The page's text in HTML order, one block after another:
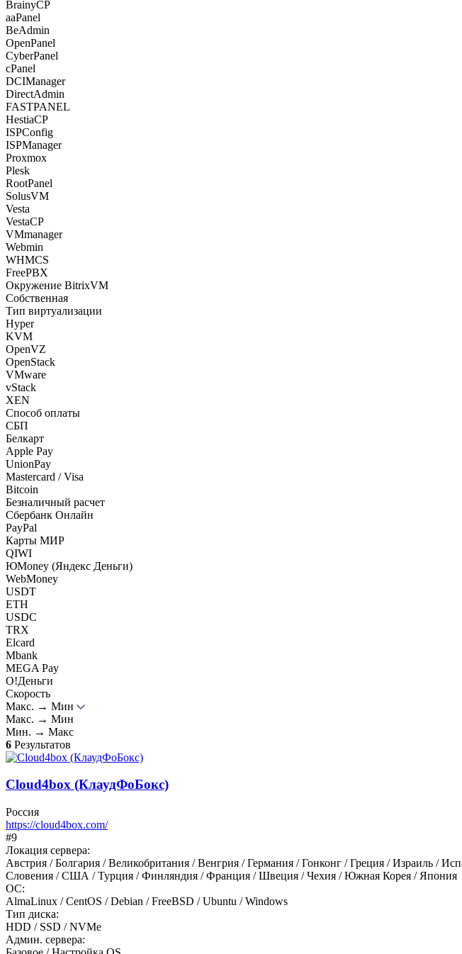
BrainyCP
aaPanel
BeAdmin
OpenPanel
CyberPanel
cPanel
DCIManager
DirectAdmin
FASTPANEL
HestiaCP
ISPConfig
ISPManager
Proxmox
Plesk
RootPanel
SolusVM
Vesta
VestaCP
VMmanager
Webmin
WHMCS
FreePBX
Окружение BitrixVM
Собственная
Тип виртуализации
Hyper
KVM
OpenVZ
OpenStack
VMware
vStack
XEN
Способ оплаты
СБП
Белкарт
Apple Pay
UnionPay
Mastercard / Visa
Bitcoin
Безналичный расчет
Сбербанк Онлайн
PayPal
Карты МИР
QIWI
ЮMoney (Яндекс Деньги)
WebMoney
USDT
ETH
USDC
TRX
Elcard
Mbank
MEGA Pay
О!Деньги
Скорость
Макс. → Мин
Макс. → Мин
Мин. → Макс
6 Результатов
Cloud4box (КлаудФоБокс)
Россия
https://cloud4box.com/
#9
Локация сервера:
Австрия / Болгария / Великобритания / Венгрия / Германия / Гонконг / Греция / Израиль /
Словения / США / Турция / Финляндия / Франция / Швеция / Чехия / Южная Корея / Япония
ОС:
AlmaLinux / CentOS / Debian / FreeBSD / Ubuntu / Windows
Тип диска:
HDD / SSD / NVMe
Админ. сервера: